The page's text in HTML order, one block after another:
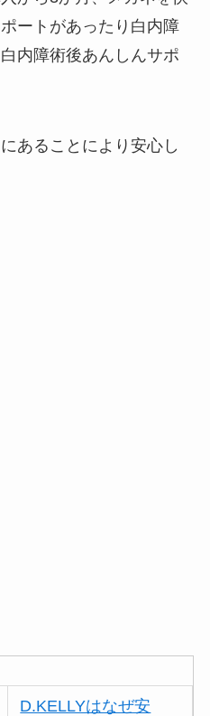
ートがあったり白内障
内障術後あんしんサポ
あることにより安心し
D.KELLYはなぜ安